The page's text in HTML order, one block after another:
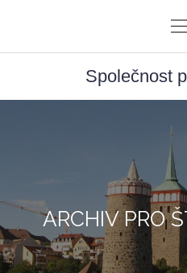
content
Společnost
ARCHIV PRO